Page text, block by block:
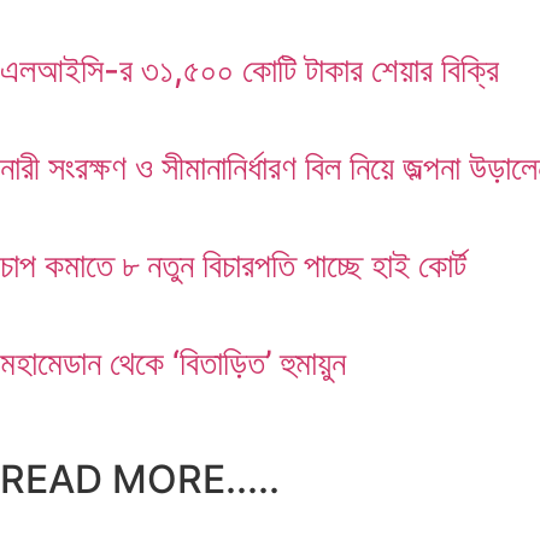
এলআইসি-র ৩১,৫০০ কোটি টাকার শেয়ার বিক্রি
নারী সংরক্ষণ ও সীমানানির্ধারণ বিল নিয়ে জল্পনা
চাপ কমাতে ৮ নতুন বিচারপতি পাচ্ছে হাই কোর্ট
মহামেডান থেকে ‘বিতাড়িত’ হুমায়ুন
READ MORE.....